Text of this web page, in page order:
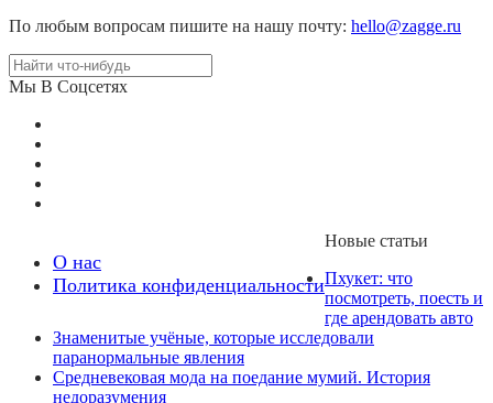
По любым вопросам пишите на нашу почту: hello@zagge.ru
Мы В Соцсетях
О нас
Политика конфиденциальности
Новые статьи
Пхукет: что
посмотреть, поесть и
где арендовать авто
Знаменитые учёные, которые исследовали
паранормальные явления
Средневековая мода на поедание мумий. История
недоразумения